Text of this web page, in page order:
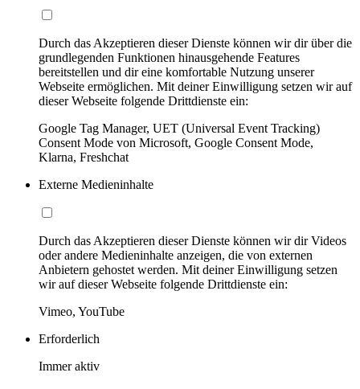
Durch das Akzeptieren dieser Dienste können wir dir über die
grundlegenden Funktionen hinausgehende Features
bereitstellen und dir eine komfortable Nutzung unserer
Webseite ermöglichen. Mit deiner Einwilligung setzen wir auf
dieser Webseite folgende Drittdienste ein:
Google Tag Manager, UET (Universal Event Tracking)
Consent Mode von Microsoft, Google Consent Mode,
Klarna, Freshchat
Externe Medieninhalte
Durch das Akzeptieren dieser Dienste können wir dir Videos
oder andere Medieninhalte anzeigen, die von externen
Anbietern gehostet werden. Mit deiner Einwilligung setzen
wir auf dieser Webseite folgende Drittdienste ein:
Vimeo, YouTube
Erforderlich
Immer aktiv